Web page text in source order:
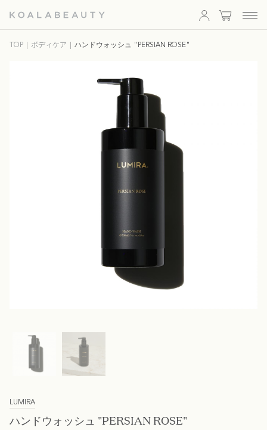
BEAUTY
TOP ボディケア ハンドウォッシュ "PERSIAN ROSE"
LUMIRA
ハンドウォッシュ "PERSIAN ROSE"